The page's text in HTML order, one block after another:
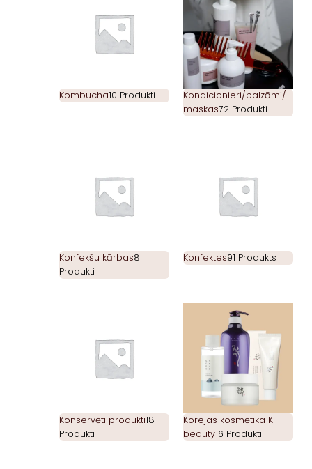
Kombucha10 Produkti
Kondicionieri/balzāmi/
maskas72 Produkti
Konfekšu kārbas8
Produkti
Konfektes91 Produkts
Konservēti produkti18
Produkti
Korejas kosmētika K-
beauty16 Produkti